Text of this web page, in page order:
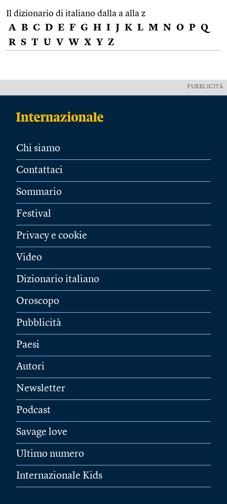
Il dizionario di italiano dalla a alla z
A B C D E F G H I J K L M N O P Q
R S T U V W X Y Z
PUBBLICITÀ
Chi siamo
Contattaci
Sommario
Festival
Privacy e cookie
Video
Dizionario italiano
Oroscopo
Pubblicità
Paesi
Autori
Newsletter
Podcast
Savage love
Ultimo numero
Internazionale Kids